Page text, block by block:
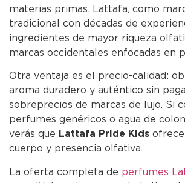
materias primas. Lattafa, como
tradicional con décadas de
ingredientes de mayor riqueza
marcas occidentales enfocadas en
Otra ventaja es el precio-calidad:
aroma duradero y auténtico sin
sobreprecios de marcas de lujo. Si
perfumes genéricos o agua de
verás que Lattafa Pride Kids ofrece
cuerpo y presencia olfativa.
La oferta completa de perfumes